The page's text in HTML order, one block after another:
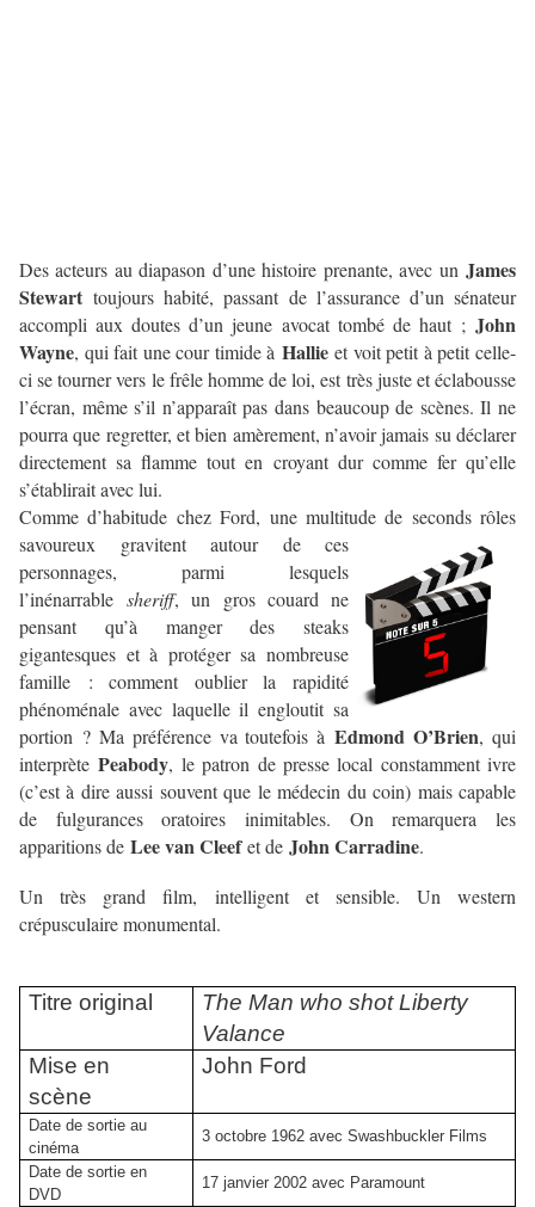
Des acteurs au diapason d’une histoire prenante, avec un James
Stewart toujours habité, passant de l’assurance d’un sénateur
accompli aux doutes d’un jeune avocat tombé de haut ; John
Wayne, qui fait une cour timide à Hallieet voit petit à petit celle-
ci se tourner vers le frêle homme de loi, est très juste et éclabousse
l’écran, même s’il n’apparaît pas dans beaucoup de scènes. Il ne
pourra que regretter, et bien amèrement, n’avoir jamais su déclarer
directement sa flamme tout en croyant dur comme fer qu’elle
s’établirait avec lui.
Comme d’habitude chez Ford, une multitude de seconds rôles
savoureux gravitent autour de ces
personnages, parmi lesquels
l’inénarrablesheriff, un gros couard ne
pensant qu’à manger des steaks
gigantesques et à protéger sa nombreuse
famille : comment oublier la rapidité
phénoménale avec laquelle il engloutit sa
portion ? Ma préférence va toutefois àEdmond O’Brien, qui
interprètePeabody, le patron de presse local constamment ivre
(c’est à dire aussi souvent que le médecin du coin) mais capable
de fulgurances oratoires inimitables. On remarquera les
apparitions de Lee van Cleefet de John Carradine.
Un très grand film, intelligent et sensible. Un western
crépusculaire monumental.
Titre original
The Man who shot Liberty
Valance
Mise en
scène
John Ford
Date de sortie au
cinéma
3 octobre 1962 avec Swashbuckler Films
Date de sortie en
DVD
17 janvier 2002 avec Paramount